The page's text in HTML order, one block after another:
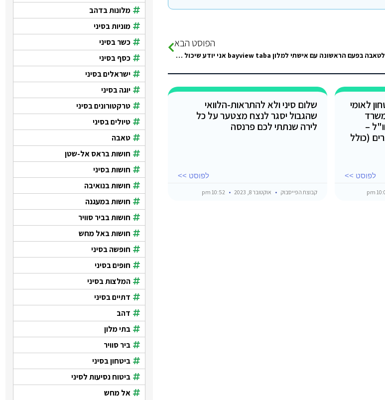
הפוסט הבא
נוסע ביולי לטאבה בפעם הראשונה עם אישתי למלון bayview taba אני יודע שיכול להיות שזה קצת מוקדם אבל עדיף מאשר…
לאומי
–
(כולל
לפוסט >>
שלום סיני ולא להתראות-הלוואי
שהגבול יסגר לנצח מצטער על כל
לירה שנתתי לכם פרנסה
לפוסט >>
קבוצת הפייסבוק אוקטובר 8, 2023
מלונות בדהב
מוניות בסיני
כשר בסיני
כסף בסיני
ישראלים בסיני
יוגה בסיני
טרקטורונים בסיני
טיולים בסיני
טאבה
חושות בראס אל-שטן
חושות בסיני
חושות בנואיבה
חושות במעגנה
חושות בביר סוויר
חושות באל מחש
חופשה בסיני
חופים בסיני
המלצות בסיני
דתיים בסיני
דהב
בתי מלון
ביר סוויר
ביטחון בסיני
ביטוח נסיעות לסיני
אל מחש